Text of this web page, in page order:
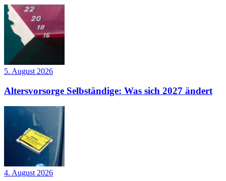
5. August 2026
Altersvorsorge Selbständige: Was sich 2027 ändert
4. August 2026